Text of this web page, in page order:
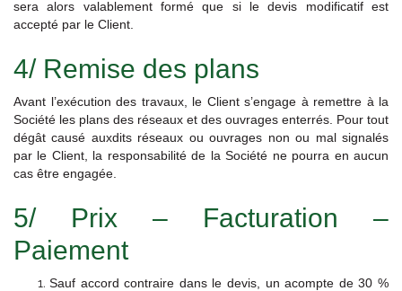
sera alors valablement formé que si le devis modificatif est
accepté par le Client.
4/ Remise des plans
Avant l’exécution des travaux, le Client s’engage à remettre à la
Société les plans des réseaux et des ouvrages enterrés. Pour tout
dégât causé auxdits réseaux ou ouvrages non ou mal signalés
par le Client, la responsabilité de la Société ne pourra en aucun
cas être engagée.
5/ Prix – Facturation –
Paiement
Sauf accord contraire dans le devis, un acompte de 30 %